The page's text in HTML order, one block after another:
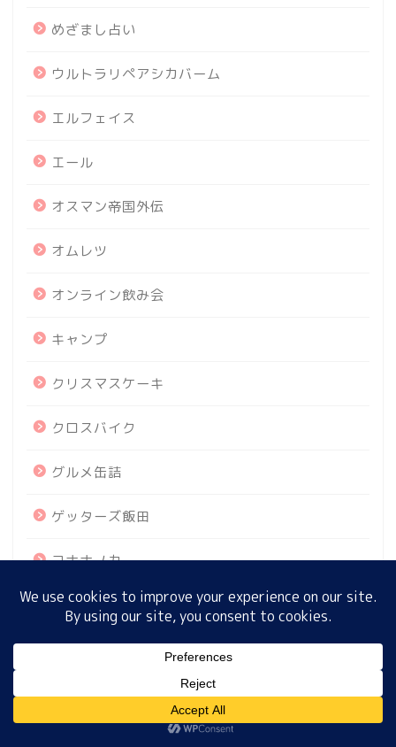
めざまし占い
ウルトラリペアシカバーム
エルフェイス
エール
オスマン帝国外伝
オムレツ
オンライン飲み会
キャンプ
クリスマスケーキ
クロスバイク
グルメ缶詰
ゲッターズ飯田
コナナノカ
ゴゴスマ水晶玉子占い
ゴゴ星座占い
ゴーゴー☆星座占い
シウマの誕生月占い
プロフィール サイトマップ